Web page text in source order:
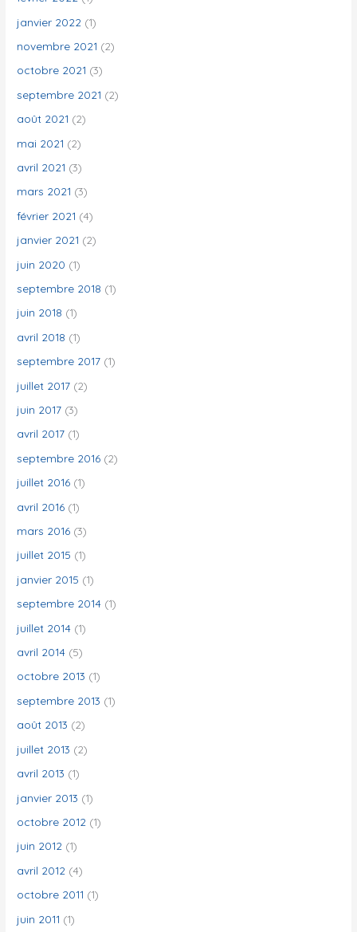
janvier 2022 (1)
novembre 2021 (2)
octobre 2021 (3)
septembre 2021 (2)
août 2021 (2)
mai 2021 (2)
avril 2021 (3)
mars 2021 (3)
février 2021 (4)
janvier 2021 (2)
juin 2020 (1)
septembre 2018 (1)
juin 2018 (1)
avril 2018 (1)
septembre 2017 (1)
juillet 2017 (2)
juin 2017 (3)
avril 2017 (1)
septembre 2016 (2)
juillet 2016 (1)
avril 2016 (1)
mars 2016 (3)
juillet 2015 (1)
janvier 2015 (1)
septembre 2014 (1)
juillet 2014 (1)
avril 2014 (5)
octobre 2013 (1)
septembre 2013 (1)
août 2013 (2)
juillet 2013 (2)
avril 2013 (1)
janvier 2013 (1)
octobre 2012 (1)
juin 2012 (1)
avril 2012 (4)
octobre 2011 (1)
juin 2011 (1)